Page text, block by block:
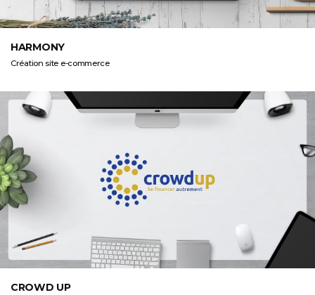
HARMONY
Création site e-commerce
CROWD UP